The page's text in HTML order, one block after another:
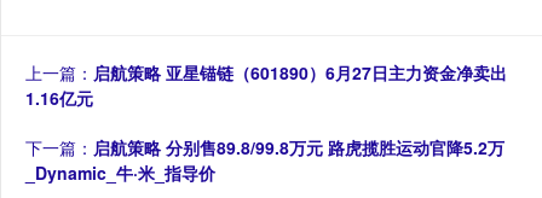
上一篇： 启航策略 亚星锚链（601890）6月27日主力资金净卖出
1.16亿元
下一篇： 启航策略 分别售89.8/99.8万元 路虎揽胜运动官降5.2万
_Dynamic_牛·米_指导价